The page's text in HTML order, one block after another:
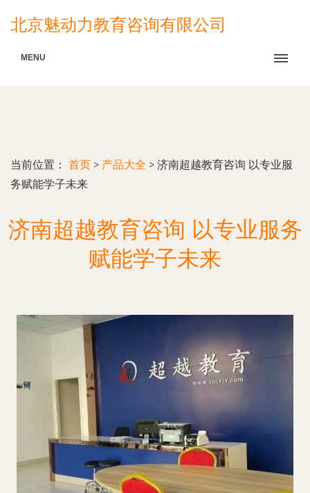
北京魅动力教育咨询有限公司
MENU
当前位置： 首页 > 产品大全 > 济南超越教育咨询 以专业服
务赋能学子未来
济南超越教育咨询 以专业服务
赋能学子未来